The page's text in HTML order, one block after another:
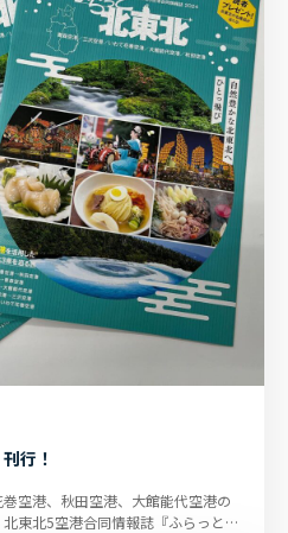
行！
空港、秋田空港、大館能代空港の
東北5空港合同情報誌『ふらっと北